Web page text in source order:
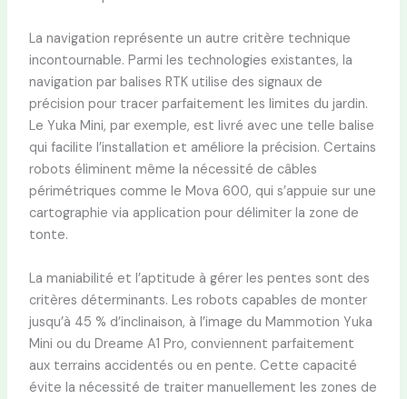
La navigation représente un autre critère technique
incontournable. Parmi les technologies existantes, la
navigation par balises RTK utilise des signaux de
précision pour tracer parfaitement les limites du jardin.
Le Yuka Mini, par exemple, est livré avec une telle balise
qui facilite l’installation et améliore la précision. Certains
robots éliminent même la nécessité de câbles
périmétriques comme le Mova 600, qui s’appuie sur une
cartographie via application pour délimiter la zone de
tonte.
La maniabilité et l’aptitude à gérer les pentes sont des
critères déterminants. Les robots capables de monter
jusqu’à 45 % d’inclinaison, à l’image du Mammotion Yuka
Mini ou du Dreame A1 Pro, conviennent parfaitement
aux terrains accidentés ou en pente. Cette capacité
évite la nécessité de traiter manuellement les zones de